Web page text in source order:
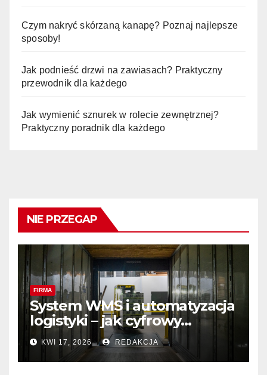
Czym nakryć skórzaną kanapę? Poznaj najlepsze
sposoby!
Jak podnieść drzwi na zawiasach? Praktyczny
przewodnik dla każdego
Jak wymienić sznurek w rolecie zewnętrznej?
Praktyczny poradnik dla każdego
NIE PRZEGAP
FIRMA
System WMS i automatyzacja
logistyki – jak cyfrowy
magazyn przestaje być
marzeniem, a staje się
standardem
KWI 17, 2026 REDAKCJA